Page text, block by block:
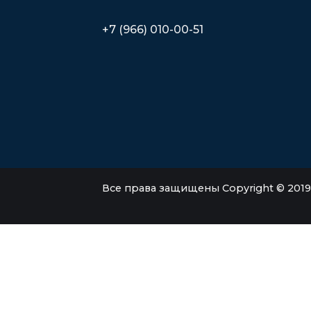
+7 (966) 010-00-51
Все права защищены Copyright © 2019